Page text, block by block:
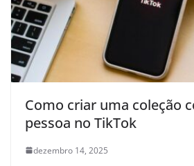
Como criar uma coleção
pessoa no TikTok
dezembro 14, 2025